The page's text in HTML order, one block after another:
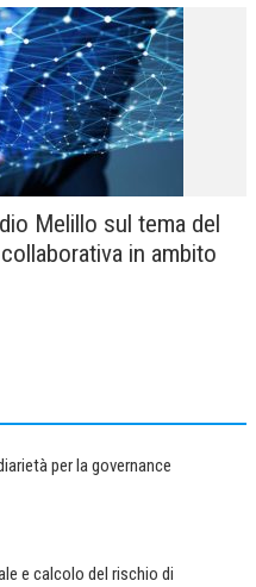
Melillo sul tema del
in ambito
per la governance
e calcolo del rischio di